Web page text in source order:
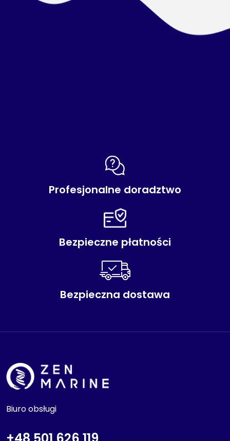
Profesjonalne doradztwo
Bezpieczne płatności
Bezpieczna dostawa
Biuro obsługi